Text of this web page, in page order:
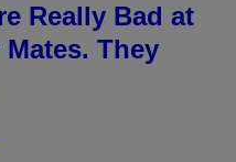
Really Bad at
They